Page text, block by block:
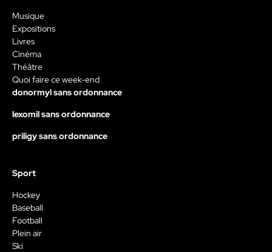
Musique
Expositions
Livres
Cinéma
Théâtre
Quoi faire ce week-end
donormyl sans ordonnance
lexomil sans ordonnance
priligy sans ordonnance
Sport
Hockey
Baseball
Football
Plein air
Ski